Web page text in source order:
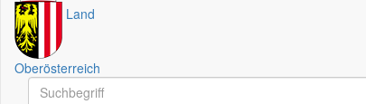
Land
Oberösterreich
Schnellsuche
Schnellsuche